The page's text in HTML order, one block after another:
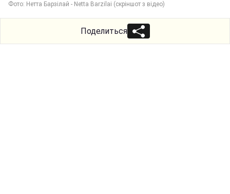
Фото: Нетта Барзілай - Netta Barzilai (скріншот з відео)
Поделиться